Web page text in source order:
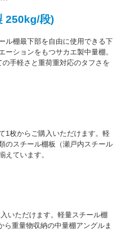
250kg/段)
ル棚最下部を自由に使用できる下
ーションをもつサカエ製中量棚。
手軽さと重荷重対応のタフさを
1枚からご購入いただけます。軽
のスチール棚板（瀬戸内スチール
えています。
いただけます。軽量スチール棚
ら重量物収納の中量棚アングルま